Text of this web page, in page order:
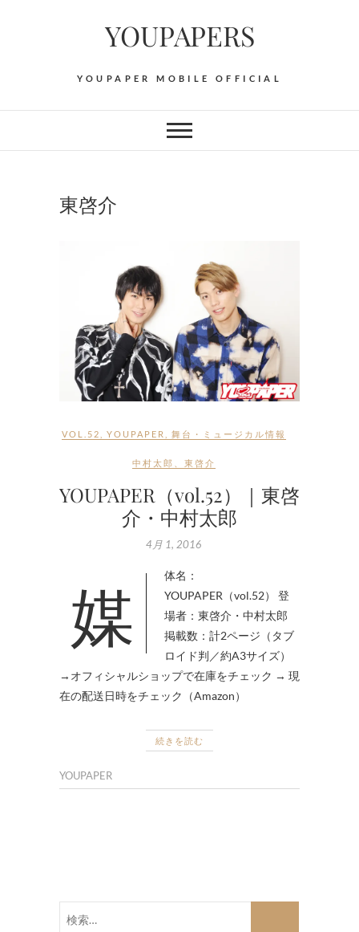
YOUPAPERS
YOUPAPER MOBILE OFFICIAL
東啓介
VOL.52 YOUPAPER 舞台・ミュージカル情報
中村太郎 東啓介
YOUPAPER（vol.52）｜東啓
介・中村太郎
4月 1, 2016
媒体名：
YOUPAPER（vol.52） 登
場者：東啓介・中村太郎
掲載数：計2ページ（タブ
ロイド判／約A3サイズ）
→オフィシャルショップで在庫をチェック → 現
在の配送日時をチェック（Amazon）
続きを読む
YOUPAPER